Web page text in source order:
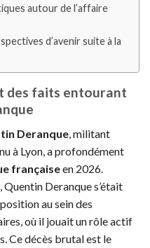
autour de l’affaire
d’avenir suite à la
des faits entourant
Deranque , militant
à Lyon, a profondément
françaiseen 2026.
Deranque s’était
au sein des
où il jouait un rôle actif
Ce décès brutal est le